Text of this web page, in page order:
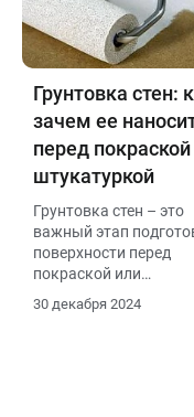
Грунтовка стен:
зачем ее
перед
штукатуркой
Грунтовка стен – это
важный этап
поверхности перед
покраской или
штукатуркой, который
значительно влияет на
30 декабря 2024